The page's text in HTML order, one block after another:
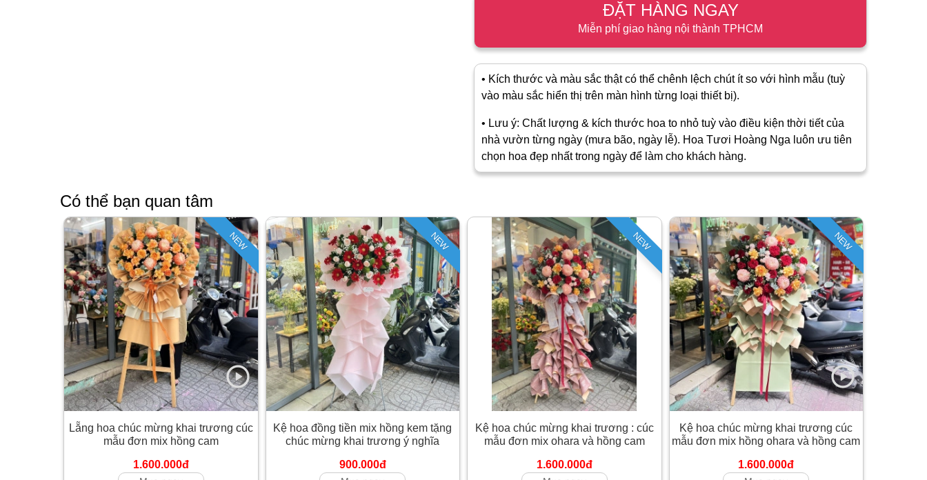
ĐẶT HÀNG NGAY
Miễn phí giao hàng nội thành TPHCM
• Kích thước và màu sắc thật có thể chênh lệch chút ít so với hình mẫu (tuỳ
vào màu sắc hiển thị trên màn hình từng loại thiết bị).
• Lưu ý: Chất lượng & kích thước hoa to nhỏ tuỳ vào điều kiện thời tiết của
nhà vườn từng ngày (mưa bão, ngày lễ). Hoa Tươi Hoàng Nga luôn ưu tiên
chọn hoa đẹp nhất trong ngày để làm cho khách hàng.
Có thể bạn quan tâm
NEW
Lẵng hoa chúc mừng khai trương cúc
mẫu đơn mix hồng cam
1.600.000đ
NEW
Kệ hoa đồng tiền mix hồng kem tặng
chúc mừng khai trương ý nghĩa
900.000đ
NEW
Kệ hoa chúc mừng khai trương : cúc
mẫu đơn mix ohara và hồng cam
1.600.000đ
NEW
Kệ hoa chúc mừng khai trương cúc
mẫu đơn mix hồng ohara và hồng cam
1.600.000đ